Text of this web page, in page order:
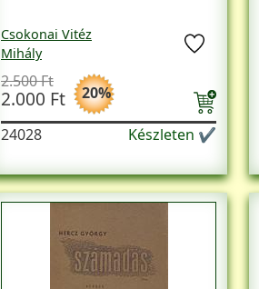
Csokonai Vitéz
Mihály
20%
2.500 Ft
2.000 Ft
24028 Készleten ✔